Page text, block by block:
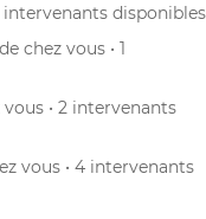
intervenants disponibles
chez vous • 1
vous • 2 intervenants
vous • 4 intervenants